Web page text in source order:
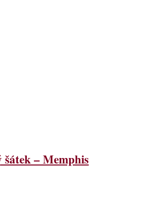
– Memphis